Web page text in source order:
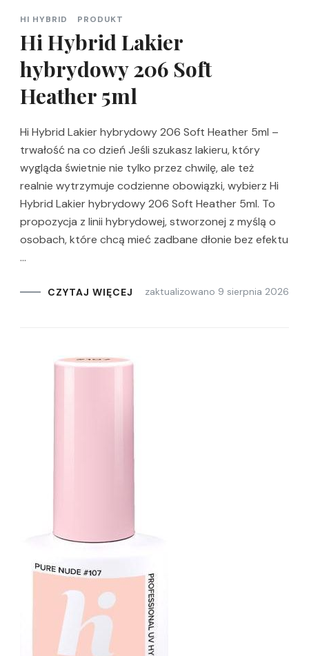
HI HYBRID PRODUKT
Hi Hybrid Lakier
hybrydowy 206 Soft
Heather 5ml
Hi Hybrid Lakier hybrydowy 206 Soft Heather 5ml –
trwałość na co dzień Jeśli szukasz lakieru, który
wygląda świetnie nie tylko przez chwilę, ale też
realnie wytrzymuje codzienne obowiązki, wybierz Hi
Hybrid Lakier hybrydowy 206 Soft Heather 5ml. To
propozycja z linii hybrydowej, stworzonej z myślą o
osobach, które chcą mieć zadbane dłonie bez efektu
…
CZYTAJ WIĘCEJ zaktualizowano 9 sierpnia 2026